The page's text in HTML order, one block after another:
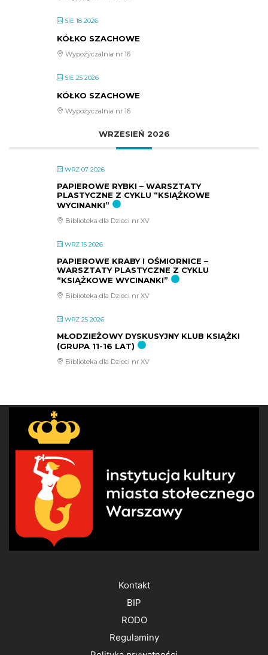
SIE 18 2026
KÓŁKO SZACHOWE
Wypożyczalnia nr 16
SIE 25 2026
KÓŁKO SZACHOWE
Wypożyczalnia nr 16
WRZESIEŃ 2026
WRZ 07 2026
PAPIEROWE RYBKI – WARSZTATY
PLASTYCZNE Z CYKLU “KSIĄŻKOWE
WYCINANKI”
Biblioteka dla Dzieci nr XV
WRZ 15 2026
PAPIEROWE KRABY I OŚMIORNICE –
WARSZTATY PLASTYCZNE Z CYKLU
“KSIĄŻKOWE WYCINANKI”
Biblioteka dla Dzieci nr XV
WRZ 25 2026
MŁODZIEŻOWY DYSKUSYJNY KLUB KSIĄŻKI
(GRUPA 11-16 LAT)
Biblioteka dla Dzieci nr XV
Kontakt
BIP
RODO
Regulaminy